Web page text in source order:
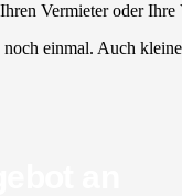
Vermieter oder Ihre
einmal. Auch